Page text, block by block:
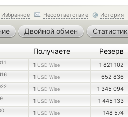
Избранное Несоответствие История
Двойной обмен
Получаете Резерв
1 USD Wise 1 821 102
1 USD Wise 652 836
1 USD Wise 1 345 094
1 USD Wise 1 445 133
1 USD Wise 148 574